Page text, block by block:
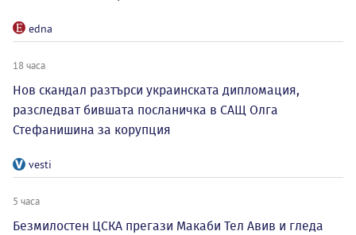
edna
18 часа
Нов скандал разтърси украинската дипломация,
разследват бившата посланичка в САЩ Олга
Стефанишина за корупция
vesti
5 часа
Безмилостен ЦСКА прегази Макаби Тел Авив и гледа